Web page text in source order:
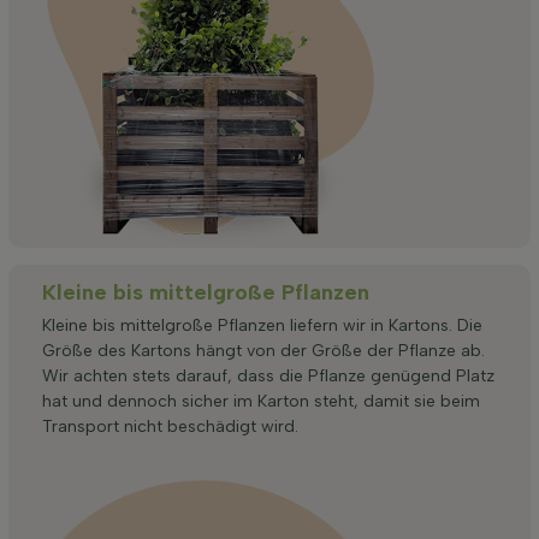
Kleine bis mittelgroße Pflanzen
Kleine bis mittelgroße Pflanzen liefern wir in Kartons. Die
Größe des Kartons hängt von der Größe der Pflanze ab.
Wir achten stets darauf, dass die Pflanze genügend Platz
hat und dennoch sicher im Karton steht, damit sie beim
Transport nicht beschädigt wird.